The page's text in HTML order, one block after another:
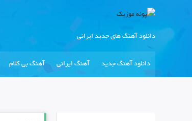
دانلود آهنگ های جدید ایرانی
دانلود آهنگ جدید آهنگ ایرانی آهنگ بی کلام